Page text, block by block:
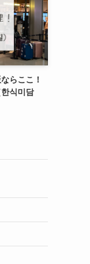
らここ！
한식미담